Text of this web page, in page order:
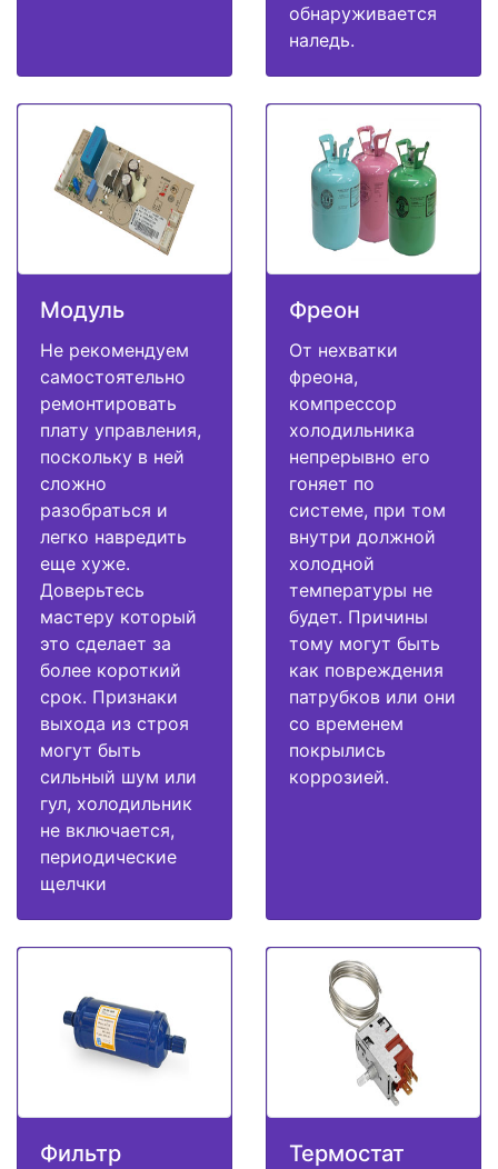
обнаруживается
наледь.
Модуль
Не рекомендуем
самостоятельно
ремонтировать
плату управления,
поскольку в ней
сложно
разобраться и
легко навредить
еще хуже.
Доверьтесь
мастеру который
это сделает за
более короткий
срок. Признаки
выхода из строя
могут быть
сильный шум или
гул, холодильник
не включается,
периодические
щелчки
Фреон
От нехватки
фреона,
компрессор
холодильника
непрерывно его
гоняет по
системе, при том
внутри должной
холодной
температуры не
будет. Причины
тому могут быть
как повреждения
патрубков или они
со временем
покрылись
коррозией.
Фильтр Термостат